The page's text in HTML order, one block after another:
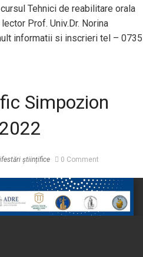
Tehnici de reabilitare orala
Prof. Univ.Dr. Norina
informatii si inscrieri tel – 0735
Simpozion
științifice 0 Comment